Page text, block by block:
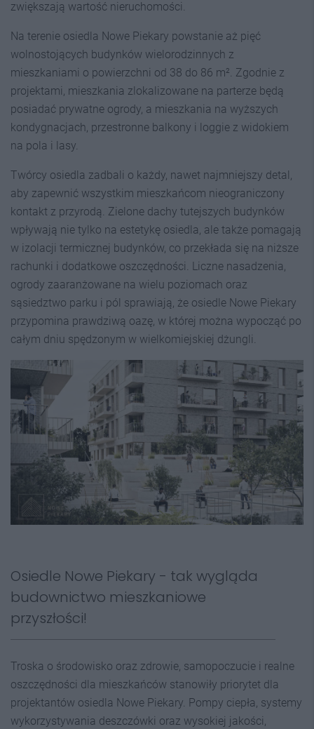
zwiększają wartość nieruchomości.
Na terenie osiedla Nowe Piekary powstanie aż pięć
wolnostojących budynków wielorodzinnych z
mieszkaniami o powierzchni od 38 do 86 m². Zgodnie z
projektami, mieszkania zlokalizowane na parterze będą
posiadać prywatne ogrody, a mieszkania na wyższych
kondygnacjach, przestronne balkony i loggie z widokiem
na pola i lasy.
Twórcy osiedla zadbali o każdy, nawet najmniejszy detal,
aby zapewnić wszystkim mieszkańcom nieograniczony
kontakt z przyrodą. Zielone dachy tutejszych budynków
wpływają nie tylko na estetykę osiedla, ale także pomagają
w izolacji termicznej budynków, co przekłada się na niższe
rachunki i dodatkowe oszczędności. Liczne nasadzenia,
ogrody zaaranżowane na wielu poziomach oraz
sąsiedztwo parku i pól sprawiają, że osiedle Nowe Piekary
przypomina prawdziwą oazę, w której można wypocząć po
całym dniu spędzonym w wielkomiejskiej dżungli.
Osiedle Nowe Piekary - tak wygląda
budownictwo mieszkaniowe
przyszłości!
Troska o środowisko oraz zdrowie, samopoczucie i realne
oszczędności dla mieszkańców stanowiły priorytet dla
projektantów osiedla Nowe Piekary. Pompy ciepła, systemy
wykorzystywania deszczówki oraz wysokiej jakości,